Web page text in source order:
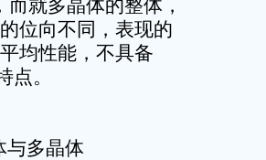
而就多晶体的整体，
位向不同，表现的
均性能，不具备
点。
与多晶体